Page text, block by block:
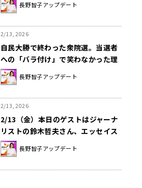
長野智子アップデート
2/13, 2026
自民大勝で終わった衆院選。当選者
への「バラ付け」で笑わなかった理
由とは？
長野智子アップデート
2/13, 2026
2/13（金）本日のゲストはジャーナ
リストの鈴木哲夫さん、エッセイス
トのサンドラ・ヘフェリンさんでし
た！！
長野智子アップデート